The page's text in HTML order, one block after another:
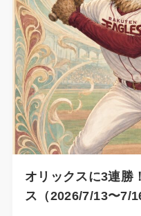
オリックスに3連勝
ス（2026/7/13〜7/